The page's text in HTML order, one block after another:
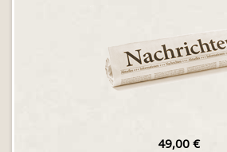
49,00 €